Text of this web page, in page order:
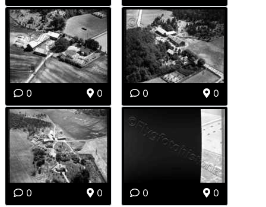
0 0 0 0
0 0 0 0